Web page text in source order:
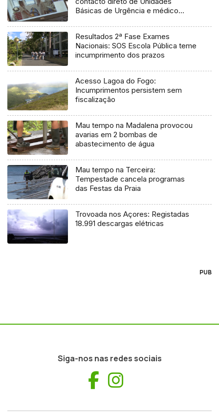
Básicas de Urgência e médico
Resultados 2ª Fase Exames
Nacionais: SOS Escola Pública teme
incumprimento dos prazos
Acesso Lagoa do Fogo:
Incumprimentos persistem sem
fiscalização
Mau tempo na Madalena provocou
avarias em 2 bombas de
abastecimento de água
Mau tempo na Terceira:
Tempestade cancela programas
das Festas da Praia
Trovoada nos Açores: Registadas
18.991 descargas elétricas
PUB
Siga-nos nas redes sociais
Facebook